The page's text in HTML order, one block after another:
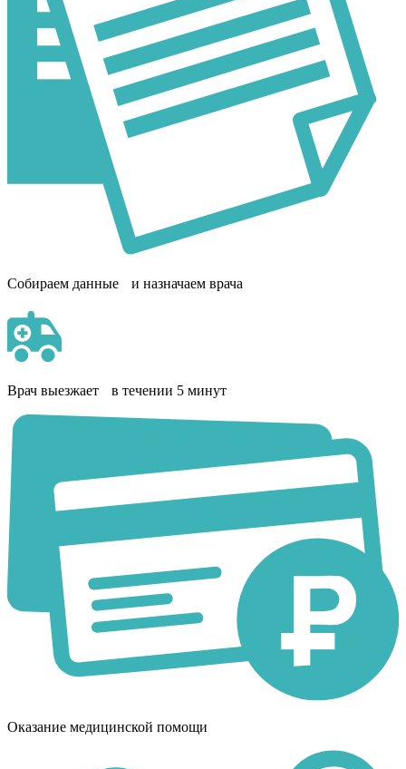
Собираем данные и назначаем врача
Врач выезжает в течении 5 минут
Оказание медицинской помощи